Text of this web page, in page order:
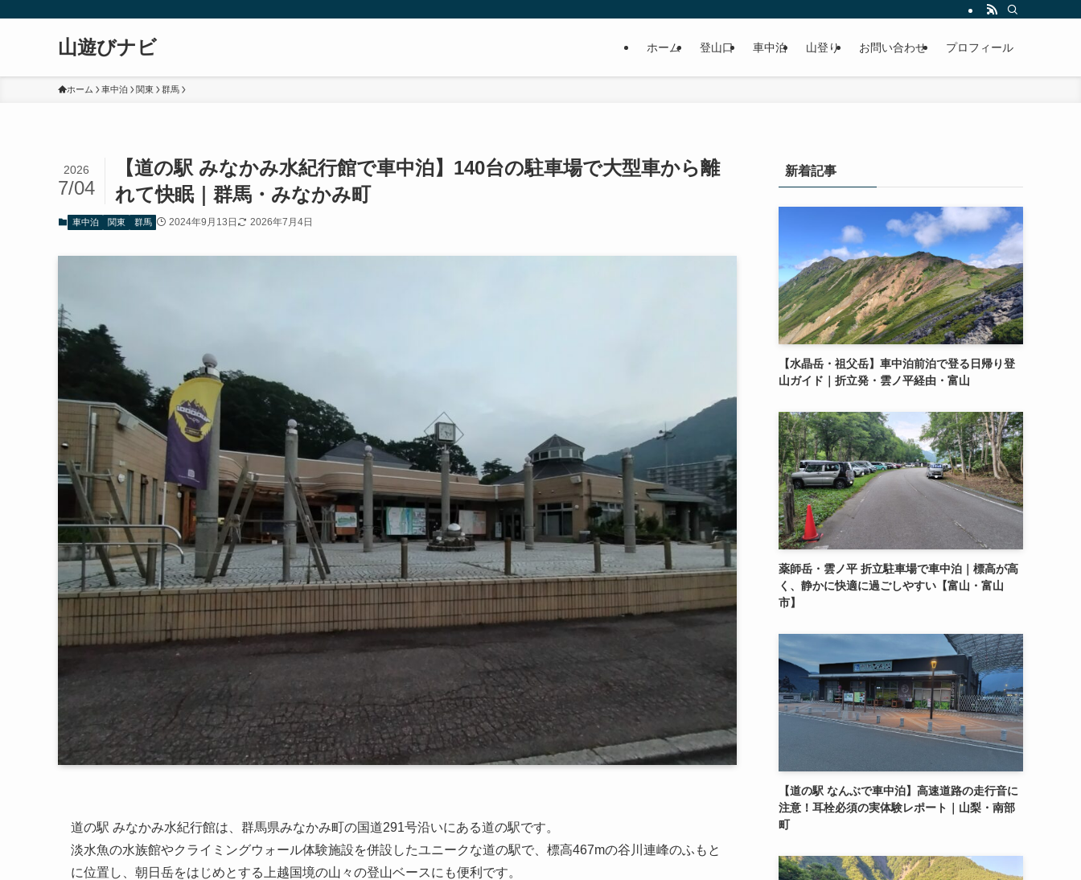
山遊びナビ ホーム 登山口 車中泊 山登り お問い合わせ プロフィール
ホーム 車中泊 関東 群馬
【道の駅 みなかみ水紀行館で車中泊】140台の駐車場で大型車から離
れて快眠｜群馬・みなかみ町
2026
7/04
車中泊 関東 群馬 2024年9月13日 2026年7月4日
道の駅 みなかみ水紀行館は、群馬県みなかみ町の国道291号沿いにある道の駅です。
淡水魚の水族館やクライミングウォール体験施設を併設したユニークな道の駅で、標高467mの谷川連峰のふもと
に位置し、朝日岳をはじめとする上越国境の山々の登山ベースにも便利です。
新着記事
【水晶岳・祖父岳】車中泊前泊で登る日帰り登
山ガイド｜折立発・雲ノ平経由・富山
薬師岳・雲ノ平 折立駐車場で車中泊｜標高が高
く、静かに快適に過ごしやすい【富山・富山
市】
【道の駅 なんぶで車中泊】高速道路の走行音に
注意！耳栓必須の実体験レポート｜山梨・南部
町